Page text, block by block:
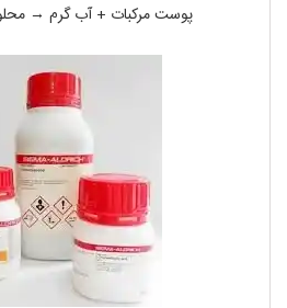
پوست مرکبات + آب گرم →